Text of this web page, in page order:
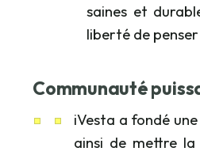
saines et
liberté de penser
Communauté
iVesta a fondé
ainsi de mettre